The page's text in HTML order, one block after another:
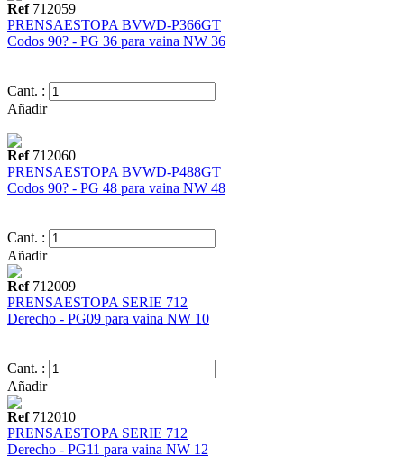
Ref712059
PRENSAESTOPA BVWD-P366GT
Codos 90? - PG 36 para vaina NW 36
Cant. :
Añadir
Ref712060
PRENSAESTOPA BVWD-P488GT
Codos 90? - PG 48 para vaina NW 48
Cant. :
Añadir
Ref712009
PRENSAESTOPA SERIE 712
Derecho - PG09 para vaina NW 10
Cant. :
Añadir
Ref712010
PRENSAESTOPA SERIE 712
Derecho - PG11 para vaina NW 12